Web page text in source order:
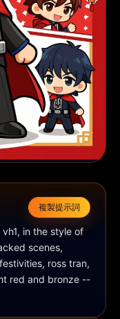
複製提示詞
in the style of
scenes,
ross tran,
red and bronze --